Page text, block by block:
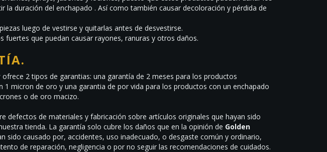
la duración del enchapado . Así como también causar decoloración y pérdida de
luego de vestirse y quitarlas antes de desvestirse.
fuertes que puedan causar rayones, ranuras y otros daños.
ofrece 2 tipos de garantias: una garantía de 2 meses para los productos
1 micron de oro y una garantia de por vida para los productos con un enchapado
o de oro macizo.
defectos de materiales y fabricación sobre artículos originales que hayan sido
tienda. La garantía solo cubre los daños que en la opinión de Golden
sido causado por, accidentes, uso inadecuado, o desgaste común y ordinario,
de reparación, negligencia o por no seguir las recomendaciones de cuidados.